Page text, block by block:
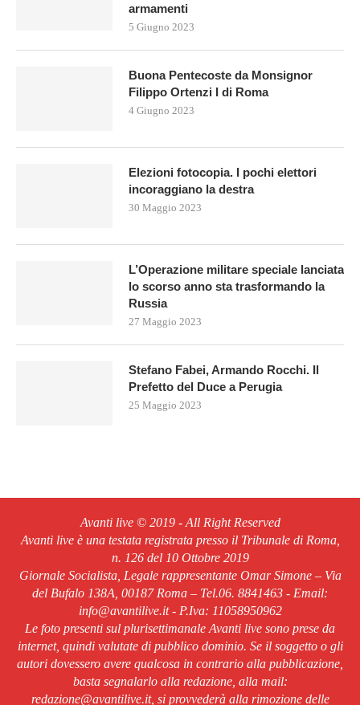
armamenti
5 Giugno 2023
Buona Pentecoste da Monsignor
Filippo Ortenzi I di Roma
4 Giugno 2023
Elezioni fotocopia. I pochi elettori
incoraggiano la destra
30 Maggio 2023
L’Operazione militare speciale lanciata
lo scorso anno sta trasformando la
Russia
27 Maggio 2023
Stefano Fabei, Armando Rocchi. Il
Prefetto del Duce a Perugia
25 Maggio 2023
Avanti live © 2019 - All Right Reserved
Avanti live è una testata registrata presso il Tribunale di Roma,
n. 126 del 10 Ottobre 2019
Giornale Socialista, Legale rappresentante Omar Simone – Via
del Bufalo 138A, 00187 Roma – Tel.06. 8841463 - Email:
info@avantilive.it - P.Iva: 11058950962
Le foto presenti sul plurisettimanale Avanti live sono prese da
internet, quindi valutate di pubblico dominio. Se il soggetto o gli
autori dovessero avere qualcosa in contrario alla pubblicazione,
basta segnalarlo alla redazione, alla mail:
redazione@avantilive.it, si provvederà alla rimozione delle